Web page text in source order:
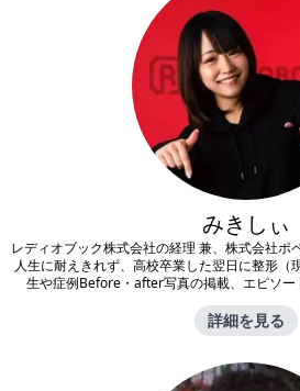
みきしぃ
レディオブック株式会社の経理 兼、株式会社ポ
人生に耐えきれず、高校卒業した翌日に整形（
生や症例Before・after写真の掲載、エピソー
詳細を見る